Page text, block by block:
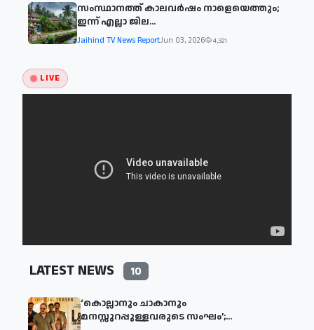
സംസ്ഥാനത്ത് കാലവര്‍ഷം നാളെയെത്തും;
ഇന്ന് എല്ലാ ജില...
Jaihind TV News ReportJun 03, 2026 4,321
LIVE
LATEST NEWS 10
‘കൊല്ലാനും ചാകാനും
മനസ്സുറപ്പുള്ളവരുടെ സംഘം’;...